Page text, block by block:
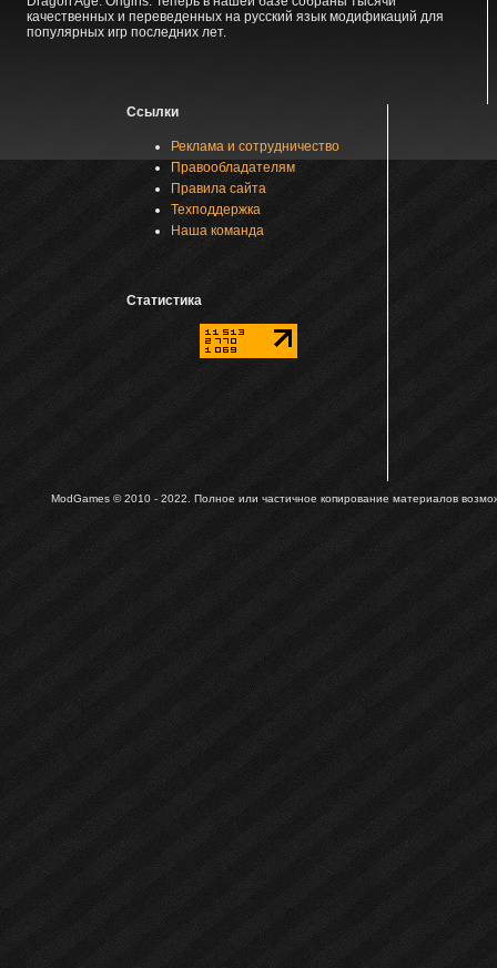
качественных и переведенных на русский язык модификаций для
популярных игр последних лет.
Ссылки
Реклама и сотрудничество
Правообладателям
Правила сайта
Техподдержка
Наша команда
Статистика
ModGames © 2010 - 2022. Полное или частичное копирование материалов